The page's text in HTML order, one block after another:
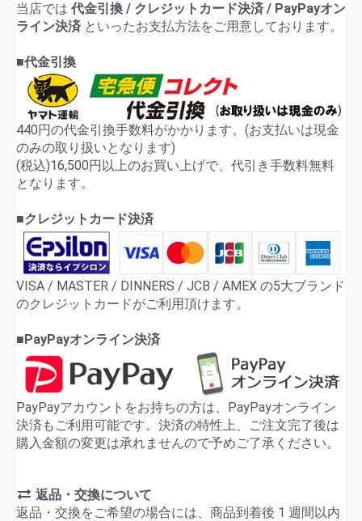
当店では 代金引換 / クレジットカード決済 / PayPayオン
ライン決済 といったお支払方法をご用意しております。
■代金引換
440円の代金引換手数料がかかります。(お支払いは現金
のみの取り扱いとなります)
(税込)16,500円以上のお買い上げで、代引き手数料無料
となります。
■クレジットカード決済
VISA / MASTER / DINNERS / JCB / AMEX の5大ブランド
のクレジットカードがご利用頂けます。
■PayPayオンライン決済
PayPayアカウントをお持ちの方は、PayPayオンライン
決済もご利用可能です。決済の特性上、ご注文完了後は
購入金額の変更は承れませんので予めご了承ください。
返品・交換について
返品・交換をご希望の場合には、商品到着後 1 週間以内